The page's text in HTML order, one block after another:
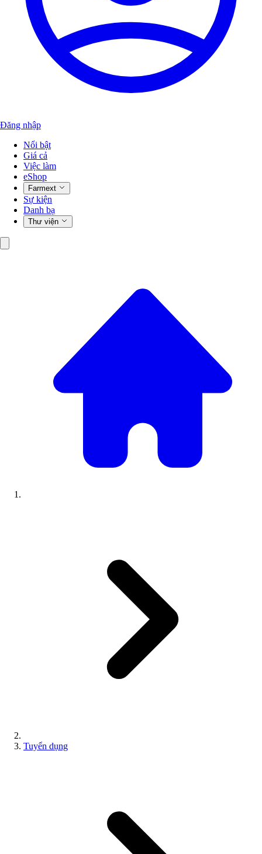
Đăng nhập
Nổi bật
Giá cả
Việc làm
eShop
Farmext
Sự kiện
Danh bạ
Thư viện
Tuyển dụng